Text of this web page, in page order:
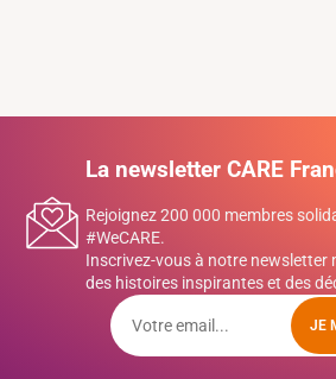
La newsletter CARE
Rejoignez 200 000 membres
#WeCARE.
Inscrivez-vous à notre newsletter
des histoires inspirantes et des
JE